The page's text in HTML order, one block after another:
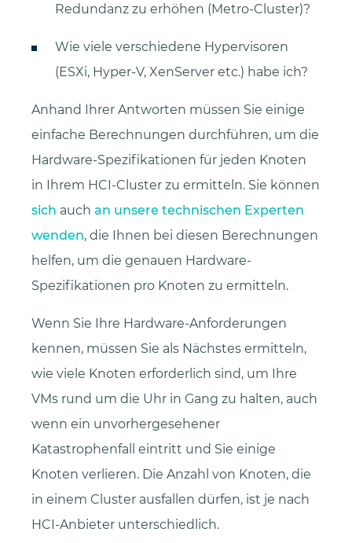
Redundanz zu erhöhen (Metro-Cluster)?
Wie viele verschiedene Hypervisoren
(ESXi, Hyper-V, XenServer etc.) habe ich?
Anhand Ihrer Antworten müssen Sie einige
einfache Berechnungen durchführen, um die
Hardware-Spezifikationen für jeden Knoten
in Ihrem HCI-Cluster zu ermitteln. Sie können
sich auch an unsere technischen Experten
wenden, die Ihnen bei diesen Berechnungen
helfen, um die genauen Hardware-
Spezifikationen pro Knoten zu ermitteln.
Wenn Sie Ihre Hardware-Anforderungen
kennen, müssen Sie als Nächstes ermitteln,
wie viele Knoten erforderlich sind, um Ihre
VMs rund um die Uhr in Gang zu halten, auch
wenn ein unvorhergesehener
Katastrophenfall eintritt und Sie einige
Knoten verlieren. Die Anzahl von Knoten, die
in einem Cluster ausfallen dürfen, ist je nach
HCI-Anbieter unterschiedlich.